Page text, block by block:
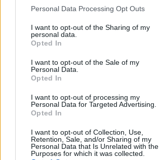
Personal Data Processing Opt Outs
I want to opt-out of the Sharing of my
personal data.
Opted In
I want to opt-out of the Sale of my
Personal Data.
Opted In
I want to opt-out of processing my
Personal Data for Targeted Advertising.
Opted In
I want to opt-out of Collection, Use,
Retention, Sale, and/or Sharing of my
Personal Data that Is Unrelated with the
Purposes for which it was collected.
Žinios | Lietuvos diena
Šiandien kimba 2020-08-23
Laidos | Šiandien kimba
Šiandien kimba 2020-08-16
Laidos | Šiandien kimba
Šiandien kimba 2020-08-09